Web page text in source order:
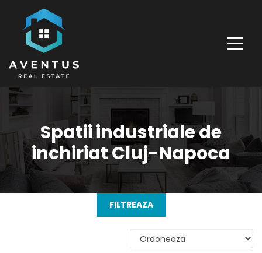
Spatii industriale de
inchiriat Cluj-Napoca
FILTREAZA